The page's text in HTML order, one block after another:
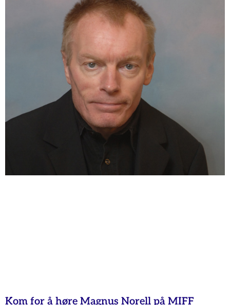
Kom for å høre Magnus Norell på MIFF